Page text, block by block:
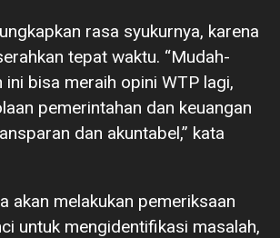
rasa syukurnya, karena
tepat waktu. “Mudah-
ini bisa meraih opini WTP lagi,
pemerintahan dan keuangan
dan akuntabel,” kata
akan melakukan pemeriksaan
untuk mengidentifikasi masalah,